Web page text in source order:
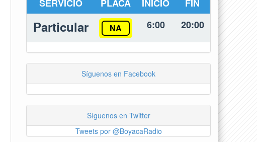
SERVICIO PLACA INICIO FIN
Particular NA 6:00 20:00
Síguenos en Facebook
Síguenos en Twitter
Tweets por @BoyacaRadio